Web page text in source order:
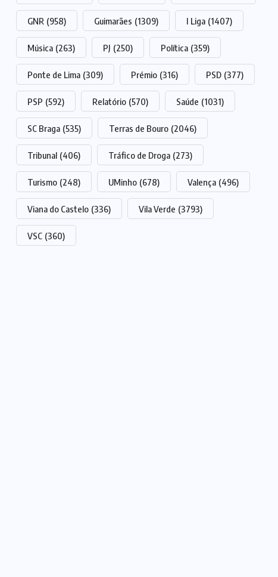
GNR (958) Guimarães (1309) I Liga (1407)
Música (263) PJ (250) Política (359)
Ponte de Lima (309) Prémio (316) PSD (377)
PSP (592) Relatório (570) Saúde (1031)
SC Braga (535) Terras de Bouro (2046)
Tribunal (406) Tráfico de Droga (273)
Turismo (248) UMinho (678) Valença (496)
Viana do Castelo (336) Vila Verde (3793)
VSC (360)